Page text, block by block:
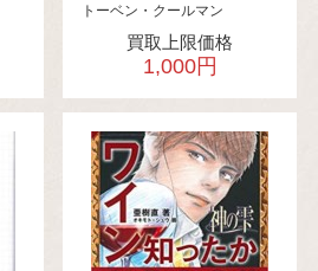
トーベン・クールマン
買取上限価格
1,000円